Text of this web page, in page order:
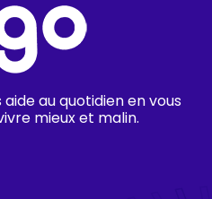
aide au quotidien en vous
mieux et malin.